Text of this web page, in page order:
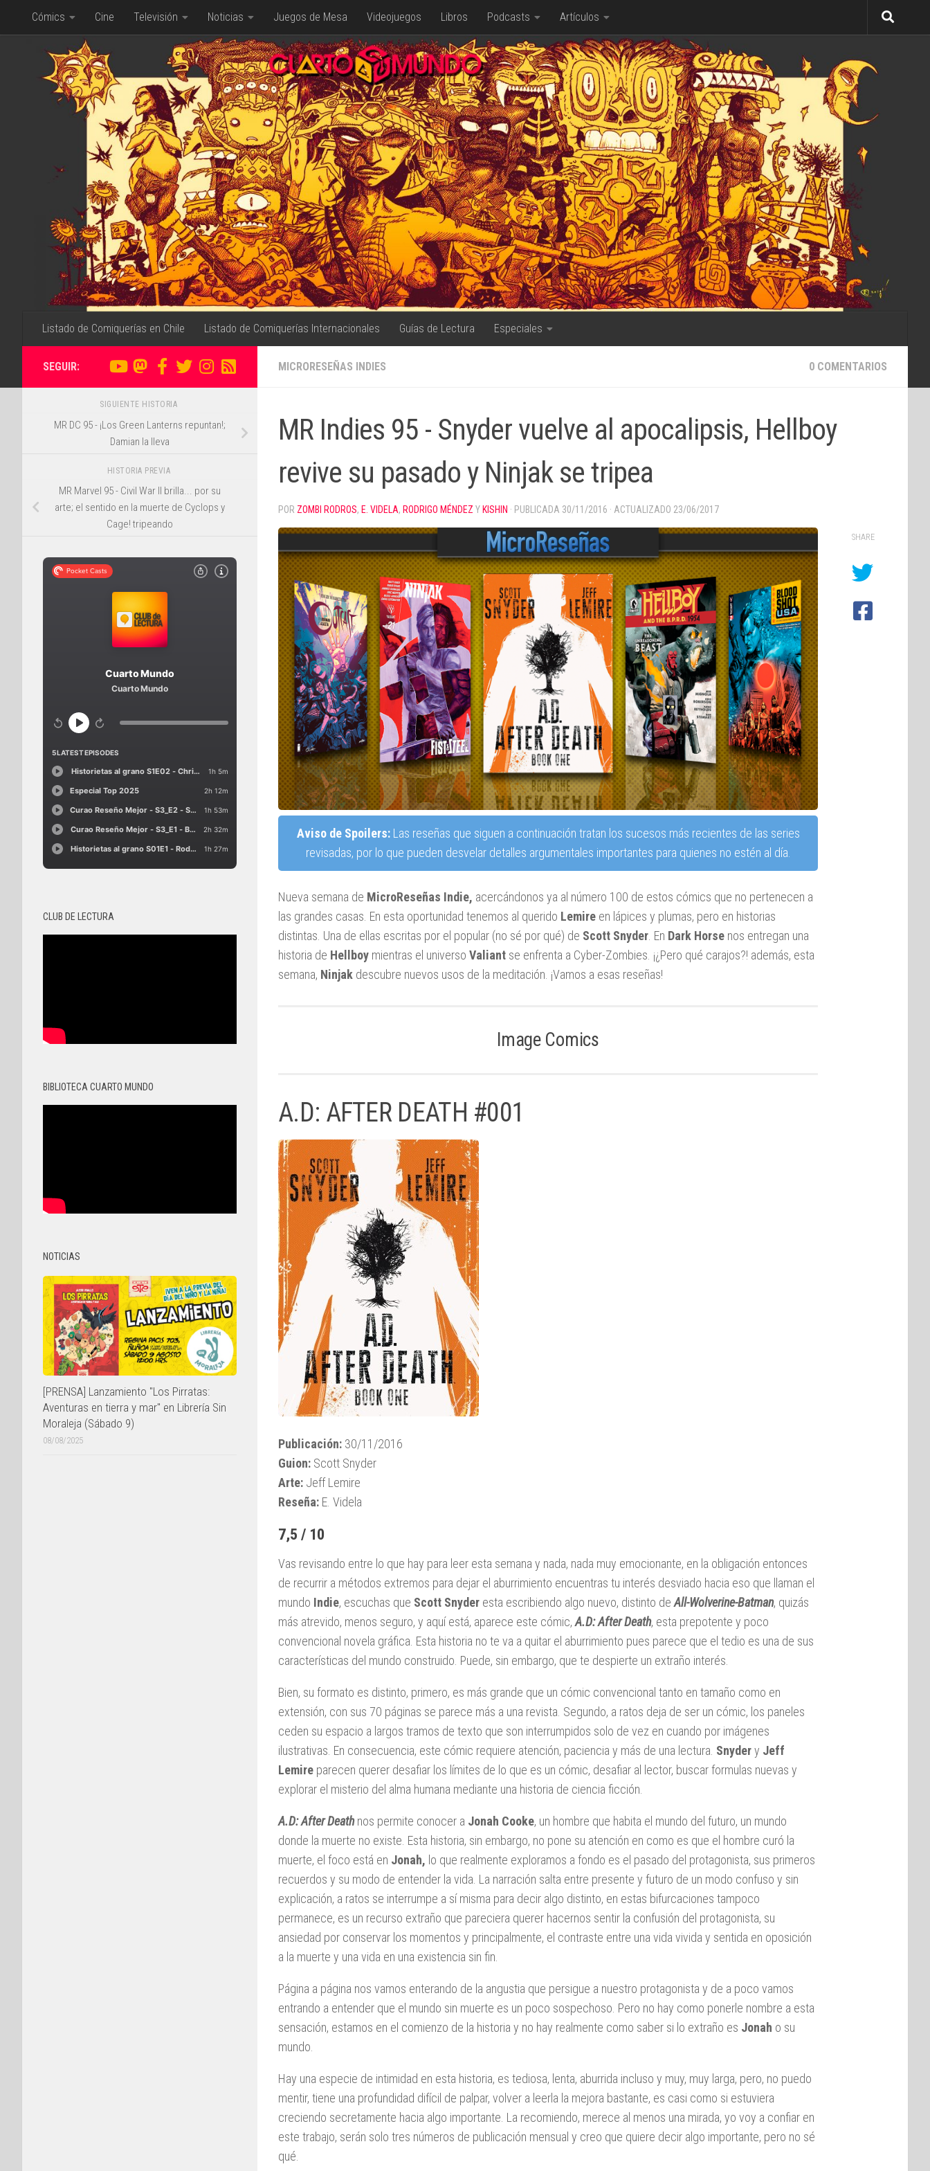
Saltar al contenido
Cómics Cine Televisión Noticias Juegos de Mesa Videojuegos Libros Podcasts Artículos
Listado de Comiquerías en Chile Listado de Comiquerías Internacionales Guías de Lectura Especiales
MICRORESEÑAS INDIES 0 COMENTARIOS
MR Indies 95 - Snyder vuelve al apocalipsis, Hellboy
revive su pasado y Ninjak se tripea
POR ZOMBI RODROS, E. VIDELA, RODRIGO MÉNDEZ Y KISHIN · PUBLICADA 30/11/2016 · ACTUALIZADO 23/06/2017
Aviso de Spoilers:Las reseñas que siguen a continuación tratan los sucesos más recientes de las series
revisadas, por lo que pueden desvelar detalles argumentales importantes para quienes no estén al día.
Nueva semana de MicroReseñas Indie, acercándonos ya al número 100 de estos cómics que no pertenecen a
las grandes casas. En esta oportunidad tenemos al querido Lemire en lápices y plumas, pero en historias
distintas. Una de ellas escritas por el popular (no sé por qué) de Scott Snyder . En Dark Horse nos entregan una
historia de Hellboy mientras el universo Valiant se enfrenta a Cyber-Zombies. ¡¿Pero qué carajos?! además, esta
semana, Ninjak descubre nuevos usos de la meditación. ¡Vamos a esas reseñas!
Image Comics
A.D: AFTER DEATH #001
Publicación: 30/11/2016
Guion: Scott Snyder
Arte: Jeff Lemire
Reseña: E. Videla
7,5 / 10
Vas revisando entre lo que hay para leer esta semana y nada, nada muy emocionante, en la obligación entonces
de recurrir a métodos extremos para dejar el aburrimiento encuentras tu interés desviado hacia eso que llaman el
mundo Indie, escuchas que Scott Snyder esta escribiendo algo nuevo, distinto de All-Wolverine-Batman, quizás
más atrevido, menos seguro, y aquí está, aparece este cómic, A.D: After Death, esta prepotente y poco
convencional novela gráfica. Esta historia no te va a quitar el aburrimiento pues parece que el tedio es una de sus
características del mundo construido. Puede, sin embargo, que te despierte un extraño interés.
Bien, su formato es distinto, primero, es más grande que un cómic convencional tanto en tamaño como en
extensión, con sus 70 páginas se parece más a una revista. Segundo, a ratos deja de ser un cómic, los paneles
ceden su espacio a largos tramos de texto que son interrumpidos solo de vez en cuando por imágenes
ilustrativas. En consecuencia, este cómic requiere atención, paciencia y más de una lectura. Snydery Jeff
Lemire parecen querer desafiar los límites de lo que es un cómic, desafiar al lector, buscar formulas nuevas y
explorar el misterio del alma humana mediante una historia de ciencia ficción.
A.D: After Deathnos permite conocer a Jonah Cooke, un hombre que habita el mundo del futuro, un mundo
donde la muerte no existe. Esta historia, sin embargo, no pone su atención en como es que el hombre curó la
muerte, el foco está en Jonah, lo que realmente exploramos a fondo es el pasado del protagonista, sus primeros
recuerdos y su modo de entender la vida. La narración salta entre presente y futuro de un modo confuso y sin
explicación, a ratos se interrumpe a sí misma para decir algo distinto, en estas bifurcaciones tampoco
permanece, es un recurso extraño que pareciera querer hacernos sentir la confusión del protagonista, su
ansiedad por conservar los momentos y principalmente, el contraste entre una vida vivida y sentida en oposición
a la muerte y una vida en una existencia sin fin.
Página a página nos vamos enterando de la angustia que persigue a nuestro protagonista y de a poco vamos
entrando a entender que el mundo sin muerte es un poco sospechoso. Pero no hay como ponerle nombre a esta
sensación, estamos en el comienzo de la historia y no hay realmente como saber si lo extraño es Jonah o su
mundo.
Hay una especie de intimidad en esta historia, es tediosa, lenta, aburrida incluso y muy, muy larga, pero, no puedo
mentir, tiene una profundidad difícil de palpar, volver a leerla la mejora bastante, es casi como si estuviera
creciendo secretamente hacia algo importante. La recomiendo, merece al menos una mirada, yo voy a confiar en
este trabajo, serán solo tres números de publicación mensual y creo que quiere decir algo importante, pero no sé
qué.
SHARE
SEGUIR:
SIGUIENTE HISTORIA
MR DC 95 - ¡Los Green Lanterns repuntan!;
Damian la lleva
HISTORIA PREVIA
MR Marvel 95 - Civil War II brilla... por su
arte; el sentido en la muerte de Cyclops y
Cage! tripeando
CLUB DE LECTURA
BIBLIOTECA CUARTO MUNDO
NOTICIAS
[PRENSA] Lanzamiento "Los Pirratas:
Aventuras en tierra y mar" en Librería Sin
Moraleja (Sábado 9)
08/08/2025